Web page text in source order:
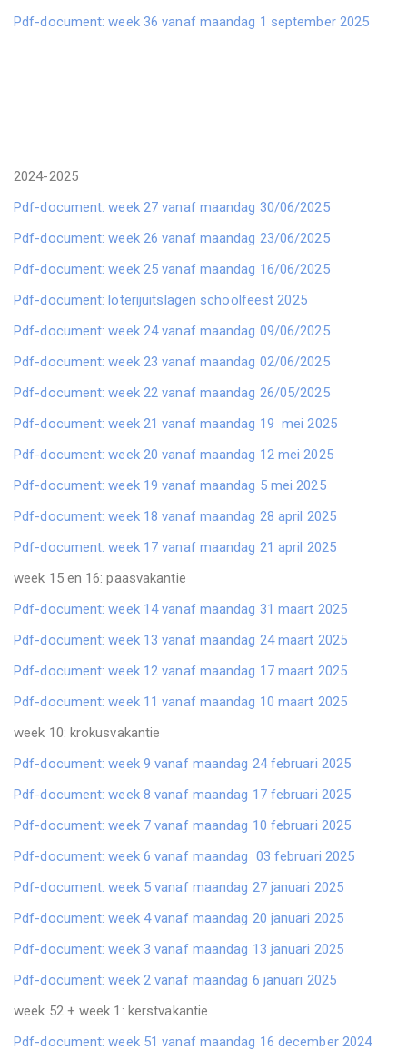
Pdf-document: week 36 vanaf maandag 1 september 2025
2024-2025
Pdf-document: week 27 vanaf maandag 30/06/2025
Pdf-document: week 26 vanaf maandag 23/06/2025
Pdf-document: week 25 vanaf maandag 16/06/2025
Pdf-document: loterijuitslagen schoolfeest 2025
Pdf-document: week 24 vanaf maandag 09/06/2025
Pdf-document: week 23 vanaf maandag 02/06/2025
Pdf-document: week 22 vanaf maandag 26/05/2025
Pdf-document: week 21 vanaf maandag 19 mei 2025
Pdf-document: week 20 vanaf maandag 12 mei 2025
Pdf-document: week 19 vanaf maandag 5 mei 2025
Pdf-document: week 18 vanaf maandag 28 april 2025
Pdf-document: week 17 vanaf maandag 21 april 2025
week 15 en 16: paasvakantie
Pdf-document: week 14 vanaf maandag 31 maart 2025
Pdf-document: week 13 vanaf maandag 24 maart 2025
Pdf-document: week 12 vanaf maandag 17 maart 2025
Pdf-document: week 11 vanaf maandag 10 maart 2025
week 10: krokusvakantie
Pdf-document: week 9 vanaf maandag 24 februari 2025
Pdf-document: week 8 vanaf maandag 17 februari 2025
Pdf-document: week 7 vanaf maandag 10 februari 2025
Pdf-document: week 6 vanaf maandag 03 februari 2025
Pdf-document: week 5 vanaf maandag 27 januari 2025
Pdf-document: week 4 vanaf maandag 20 januari 2025
Pdf-document: week 3 vanaf maandag 13 januari 2025
Pdf-document: week 2 vanaf maandag 6 januari 2025
week 52 + week 1: kerstvakantie
Pdf-document: week 51 vanaf maandag 16 december 2024